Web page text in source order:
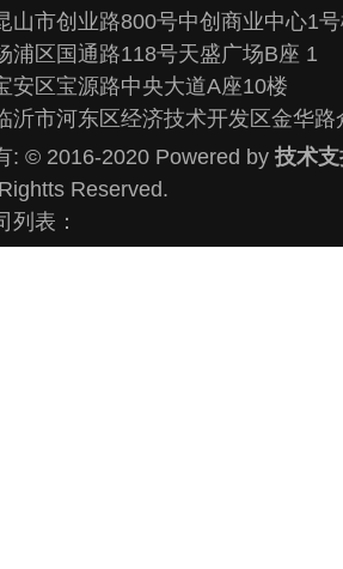
山市创业路800号中创商业中心1
浦区国通路118号天盛广场B座 1
安区宝源路中央大道A座10楼
沂市河东区经济技术开发区金华路
: © 2016-2020 Powered by 技术
Reserved.
列表：
：昆山网站建设,昆山网络公司,昆